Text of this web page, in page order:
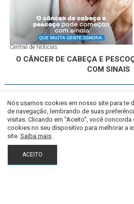
Central de Notícias
O CÂNCER DE CABEÇA E
COM SINAIS
Nós usamos cookies em nosso site para te
de navegação, lembrando de suas
visitas. Clicando em "Aceito", você
cookies no seu dispositivo para melhorar a
site. Saiba mais.
ACEITO